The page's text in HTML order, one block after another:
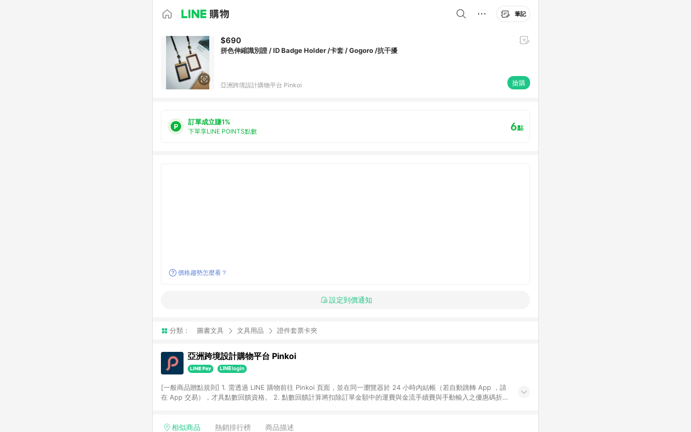
筆記
$690
拼色伸縮識別證 / ID Badge Holder /卡套 / Gogoro /抗干擾
亞洲跨境設計購物平台 Pinkoi 搶購
訂單成立賺1%
下單享LINE POINTS點數 6點
價格趨勢怎麼看？
設定到價通知
分類： 圖書文具 文具用品 證件套票卡夾
亞洲跨境設計購物平台 Pinkoi
[一般商品贈點規則] 1. 需透過 LINE 購物前往 Pinkoi 頁面，並在同一瀏覽器於 24 小時內結帳（若自動跳轉 App ，請
在 App 交易），才具點數回饋資格。 2. 點數回饋計算將扣除訂單金額中的運費與金流手續費與手動輸入之優惠碼折
格，部分退款不在此限。 6. APP 請更新至Android v4.6.0 / iOS v4.1.5 以上才具贈點資格。 7. 點數將於出貨後 45 天
相似商品 熱銷排行榜 商品描述